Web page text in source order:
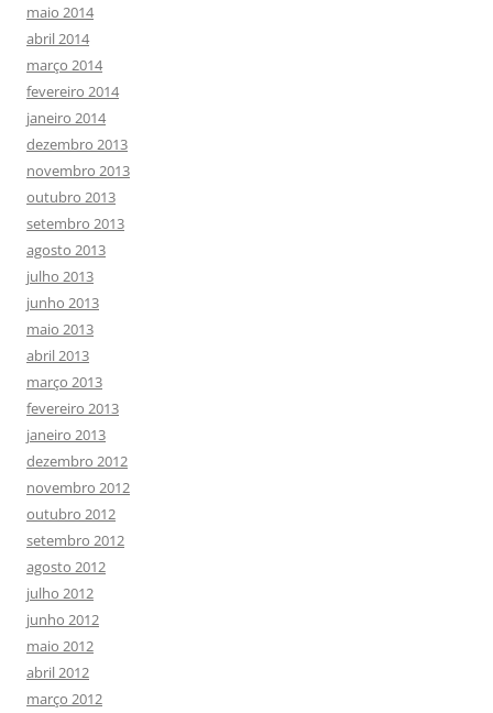
maio 2014
abril 2014
março 2014
fevereiro 2014
janeiro 2014
dezembro 2013
novembro 2013
outubro 2013
setembro 2013
agosto 2013
julho 2013
junho 2013
maio 2013
abril 2013
março 2013
fevereiro 2013
janeiro 2013
dezembro 2012
novembro 2012
outubro 2012
setembro 2012
agosto 2012
julho 2012
junho 2012
maio 2012
abril 2012
março 2012